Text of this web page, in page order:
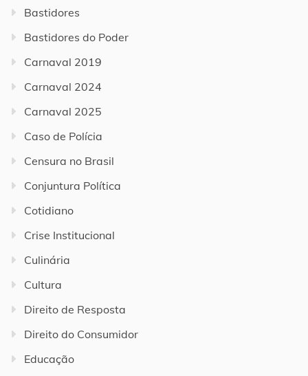
Bastidores
Bastidores do Poder
Carnaval 2019
Carnaval 2024
Carnaval 2025
Caso de Polícia
Censura no Brasil
Conjuntura Política
Cotidiano
Crise Institucional
Culinária
Cultura
Direito de Resposta
Direito do Consumidor
Educação